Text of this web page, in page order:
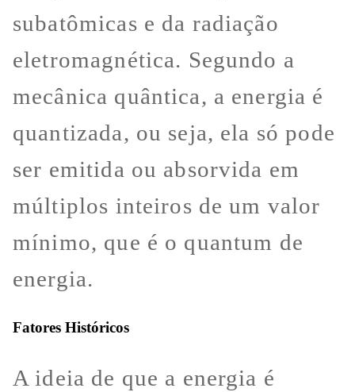
subatômicas e da radiação
eletromagnética. Segundo a
mecânica quântica, a energia é
quantizada, ou seja, ela só pode
ser emitida ou absorvida em
múltiplos inteiros de um valor
mínimo, que é o quantum de
energia.
Fatores Históricos
A ideia de que a energia é